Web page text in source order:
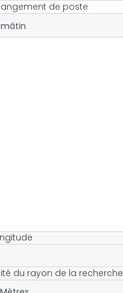
de poste
du rayon de la recherche